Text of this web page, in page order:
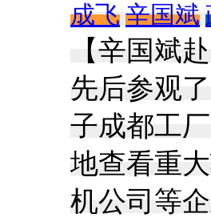
成飞 辛国斌
【辛国斌
先后参观
子成都工
地查看重
机公司等